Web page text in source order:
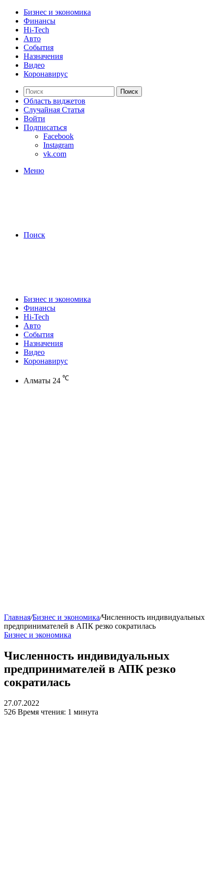
Бизнес и экономика
Финансы
Hi-Tech
Авто
События
Назначения
Видео
Коронавирус
Поиск
Область виджетов
Случайная Статья
Войти
Подписаться
Facebook
Instagram
vk.com
Меню
Поиск
Бизнес и экономика
Финансы
Hi-Tech
Авто
События
Назначения
Видео
Коронавирус
Алматы 24 ℃
Главная/Бизнес и экономика/Численность индивидуальных
предпринимателей в АПК резко сократилась
Бизнес и экономика
Численность индивидуальных
предпринимателей в АПК резко
сократилась
27.07.2022
526 Время чтения: 1 минута